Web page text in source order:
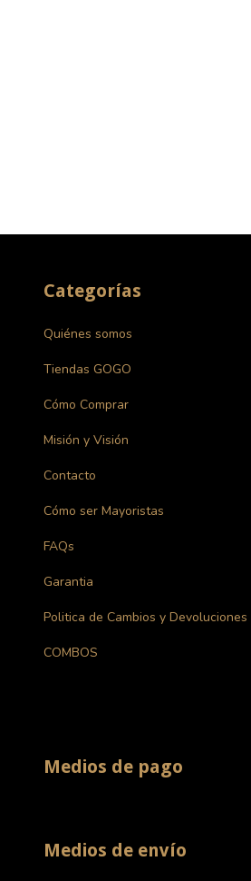
Categorías
Quiénes somos
Tiendas GOGO
Cómo Comprar
Misión y Visión
Contacto
Cómo ser Mayoristas
FAQs
Garantia
Politica de Cambios y Devoluciones
COMBOS
Medios de pago
Medios de envío